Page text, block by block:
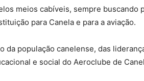
meios cabíveis, sempre buscando
para Canela e para a aviação.
da população canelense, das
e social do Aeroclube de